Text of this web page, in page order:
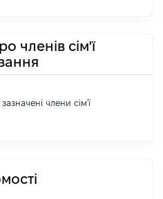
членів сім'ї
члени сім'ї